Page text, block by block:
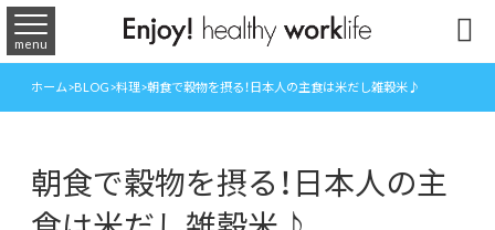
menu 
ホーム>BLOG>料理>朝食で穀物を摂る！日本人の主食は米だし雑穀米♪
朝食で穀物を摂る！日本人の主